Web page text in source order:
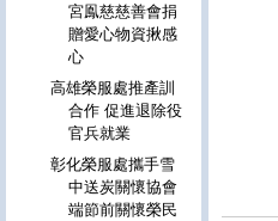
宮鳯慈慈善會捐
贈愛心物資揪感
心
高雄榮服處推產訓
合作 促進退除役
官兵就業
彰化榮服處攜手雪
中送炭關懷協會
端節前關懷榮民